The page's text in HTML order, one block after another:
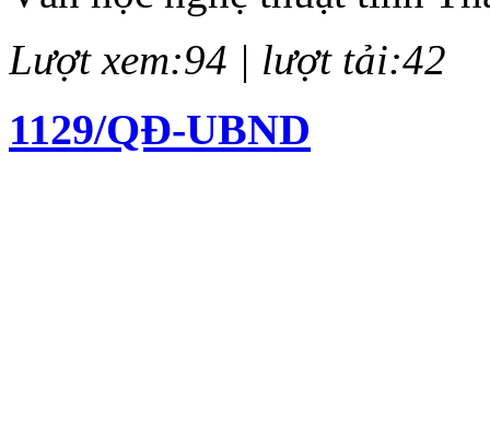
Lượt xem:94 | lượt tải:42
1129/QĐ-UBND